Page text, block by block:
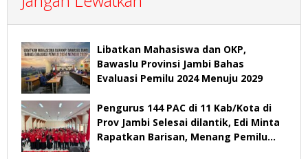
Libatkan Mahasiswa dan OKP,
Bawaslu Provinsi Jambi Bahas
Evaluasi Pemilu 2024 Menuju 2029
Pengurus 144 PAC di 11 Kab/Kota di
Prov Jambi Selesai dilantik, Edi Minta
Rapatkan Barisan, Menang Pemilu